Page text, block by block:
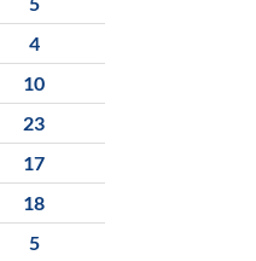
4
10
23
17
18
5